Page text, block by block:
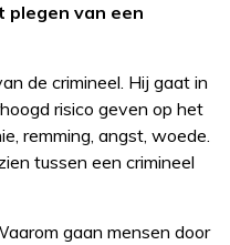
plegen van een
de crimineel. Hij gaat in
risico geven op het
remming, angst, woede.
tussen een crimineel
gaan mensen door